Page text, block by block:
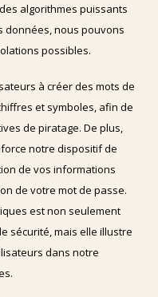
algorithmes puissants
données, nous pouvons
possibles.
à créer des mots de
et symboles, afin de
de piratage. De plus,
notre dispositif de
de vos informations
de votre mot de passe.
est non seulement
sécurité, mais elle illustre
dans notre